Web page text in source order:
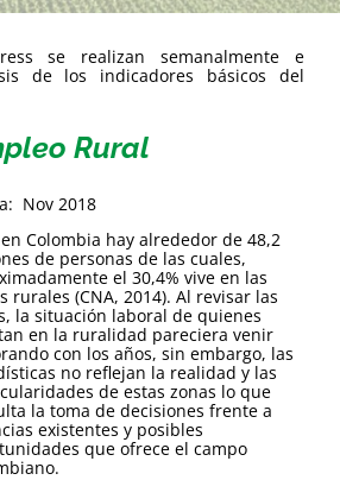
se realizan semanalmente e
de los indicadores básicos del
Rural
Nov 2018
Colombia hay alrededor de 48,2
de personas de las cuales,
el 30,4% vive en las
rurales (CNA, 2014). Al revisar las
la situación laboral de quienes
en la ruralidad pareciera venir
con los años, sin embargo, las
no reflejan la realidad y las
de estas zonas lo que
la toma de decisiones frente a
existentes y posibles
que ofrece el campo